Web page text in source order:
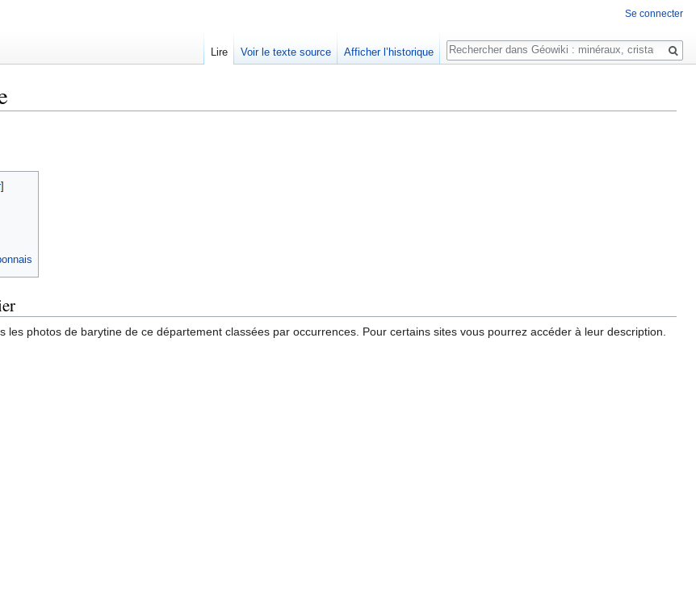
]
les photos de barytine de ce département classées par occurrences. Pour certains sites vous pourrez accéder à leur description.
Se connecter
Lire Voir le texte source Afficher l’historique
Rechercher